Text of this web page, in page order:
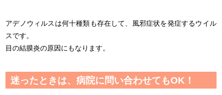
アデノウィルスは何十種類も存在して、風邪症状を発症するウイル
スです。
目の結膜炎の原因にもなります。
迷ったときは、病院に問い合わせてもOK！